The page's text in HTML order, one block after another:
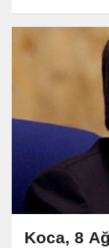
Koca, 8